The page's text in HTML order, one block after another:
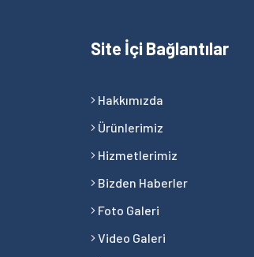
Site İçi Bağlantılar
Hakkımızda
Ürünlerimiz
Hizmetlerimiz
Bizden Haberler
Foto Galeri
Video Galeri